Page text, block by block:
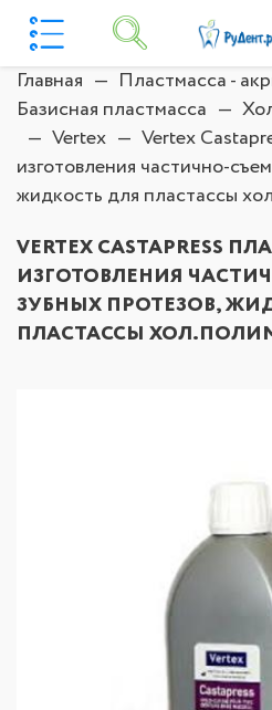
Главная
Пластмасса -
Базисная пластмасса
Vertex
Vertex
изготовления частично-
жидкость для пластассы
VERTEX CASTAPRESS
ИЗГОТОВЛЕНИЯ
ЗУБНЫХ ПРОТЕЗОВ,
ПЛАСТАССЫ